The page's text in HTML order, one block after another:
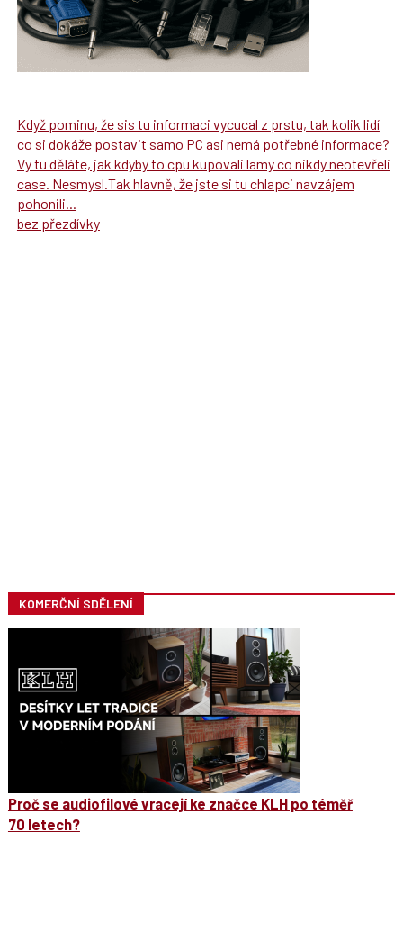
Když pominu, že sis tu informaci vycucal z prstu, tak kolik lidí
co si dokáže postavit samo PC asi nemá potřebné informace?
Vy tu děláte, jak kdyby to cpu kupovali lamy co nikdy neotevřeli
case. Nesmysl.Tak hlavně, že jste si tu chlapci navzájem
pohonili...
bez přezdívky
KOMERČNÍ SDĚLENÍ
Proč se audiofilové vracejí ke značce KLH po téměř
70 letech?